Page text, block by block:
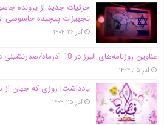
جزئیات جدید از پرونده
تجهیزات پیچیده جاسوسی
آذر ۲۶, ۱۴۰۴
عناوین روزنامه‌های البرز در ‌18 آذرماه/صدرنشینی در ارائه خدمات زایمان بی‌درد
آذر ۲۵, ۱۴۰۴
یادداشت| روزی که جهان از
آذر ۲۵, ۱۴۰۴